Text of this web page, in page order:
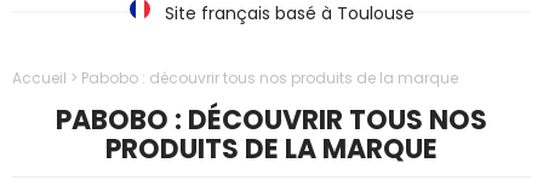
Site français basé à Toulouse
Accueil Pabobo : découvrir tous nos produits de la marque
PABOBO : DÉCOUVRIR TOUS NOS
PRODUITS DE LA MARQUE